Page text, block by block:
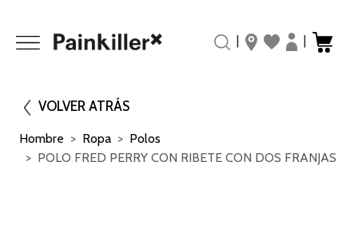
VOLVER ATRÁS
Hombre Ropa
Polos
POLO FRED PERRY CON RIBETE CON DOS FRANJAS